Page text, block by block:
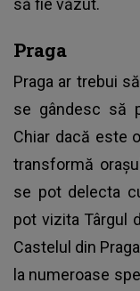
Praga
Praga ar trebui
se gândesc să
Chiar dacă este
transformă
se pot delecta
pot vizita Târgul
Castelul din
la numeroase